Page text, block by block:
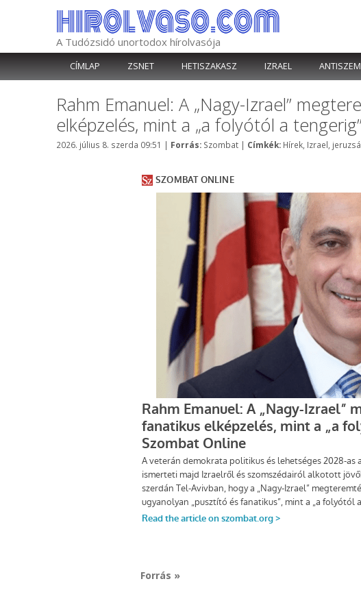
A Tudózsidó unortodox hírolvasója
CÍMLAP ZSNET HETISZAKASZ IZRAEL
Rahm Emanuel: A „Nagy-Izrael”
elképzelés, mint a „a folyótól a
2026. július 8. szerda 09:51 | Forrás: Kategória
Szombat | Címkék: Címkék
Hírek Izrael
Forrás »